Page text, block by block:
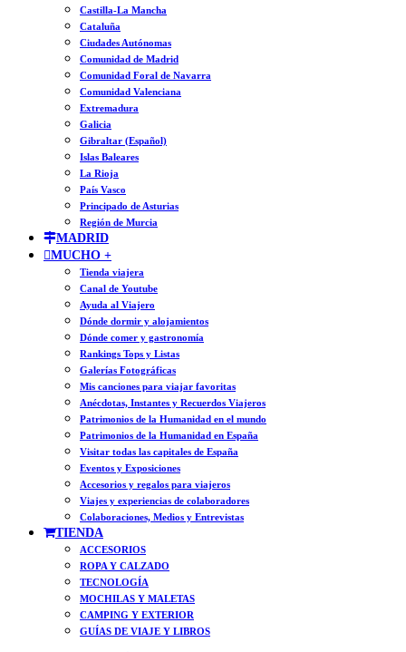
Castilla-La Mancha
Cataluña
Ciudades Autónomas
Comunidad de Madrid
Comunidad Foral de Navarra
Comunidad Valenciana
Extremadura
Galicia
Gibraltar (Español)
Islas Baleares
La Rioja
País Vasco
Principado de Asturias
Región de Murcia
MADRID
MUCHO +
Tienda viajera
Canal de Youtube
Ayuda al Viajero
Dónde dormir y alojamientos
Dónde comer y gastronomía
Rankings Tops y Listas
Galerías Fotográficas
Mis canciones para viajar favoritas
Anécdotas, Instantes y Recuerdos Viajeros
Patrimonios de la Humanidad en el mundo
Patrimonios de la Humanidad en España
Visitar todas las capitales de España
Eventos y Exposiciones
Accesorios y regalos para viajeros
Viajes y experiencias de colaboradores
Colaboraciones, Medios y Entrevistas
TIENDA
ACCESORIOS
ROPA Y CALZADO
TECNOLOGÍA
MOCHILAS Y MALETAS
CAMPING Y EXTERIOR
GUÍAS DE VIAJE Y LIBROS